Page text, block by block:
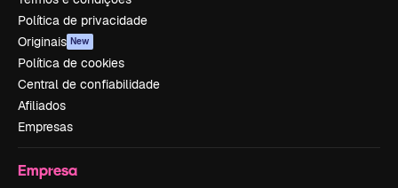
Política de privacidade
Originais New
Política de cookies
Central de confiabilidade
Afiliados
Empresas
Empresa